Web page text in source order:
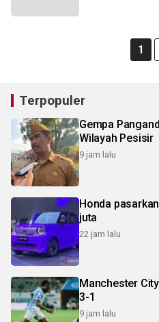
1
Terpopuler
Gempa
Wilayah Pesisir
9 jam lalu
Honda
juta
22 jam lalu
Manchester
3-1
9 jam lalu